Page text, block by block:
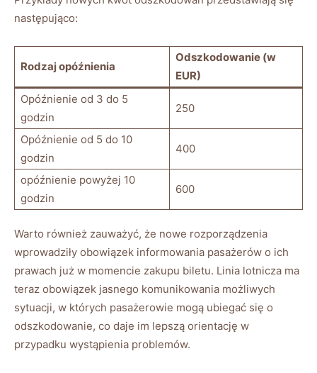
następująco:
Rodzaj opóźnienia
Odszkodowanie (w
EUR)
Opóźnienie‌ od 3⁤ do‍ 5
godzin
250
Opóźnienie od ‌5 do ⁣10
godzin
400
opóźnienie powyżej 10‍
godzin
600
Warto również zauważyć,​ że​ nowe rozporządzenia
wprowadziły‌ obowiązek⁣ informowania⁤ pasażerów o ich
prawach już w momencie zakupu⁣ biletu. ⁤Linia lotnicza‌ ma
teraz obowiązek jasnego komunikowania możliwych
sytuacji, w których pasażerowie mogą ⁤ubiegać‍ się o‍
odszkodowanie, ‌co daje⁢ im lepszą orientację w⁣
przypadku wystąpienia ‌problemów.